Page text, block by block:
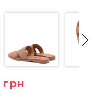
грн